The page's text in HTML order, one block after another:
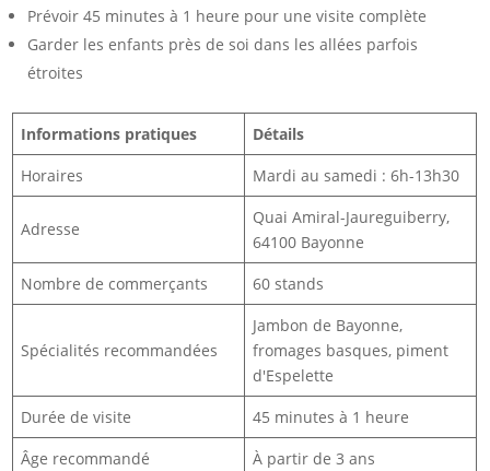
Prévoir 45 minutes à 1 heure pour une visite complète
Garder les enfants près de soi dans les allées parfois
étroites
Informations pratiques
Détails
Horaires
Mardi au samedi : 6h-13h30
Adresse
Quai Amiral-Jaureguiberry,
64100 Bayonne
Nombre de commerçants
60 stands
Spécialités recommandées
Jambon de Bayonne,
fromages basques, piment
d'Espelette
Durée de visite
45 minutes à 1 heure
Âge recommandé
À partir de 3 ans